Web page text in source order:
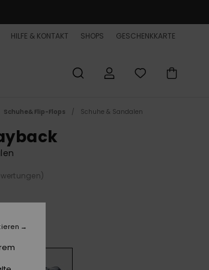
HILFE & KONTAKT SHOPS GESCHENKKARTE
Schuhe& Flip-Flops Schuhe & Sandalen